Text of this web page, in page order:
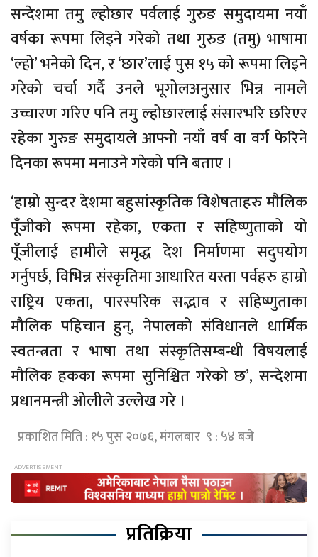
सन्देशमा तमु ल्होछार पर्वलाई गुरुङ समुदायमा नयाँ
वर्षका रूपमा लिइने गरेको तथा गुरुङ (तमु) भाषामा
‘ल्हो’ भनेको दिन, र ‘छार’लाई पुस १५ को रूपमा लिइने
गरेको चर्चा गर्दै उनले भूगोलअनुसार भिन्न नामले
उच्चारण गरिए पनि तमु ल्होछारलाई संसारभरि छरिएर
रहेका गुरुङ समुदायले आफ्नो नयाँ वर्ष वा वर्ग फेरिने
दिनका रूपमा मनाउने गरेको पनि बताए ।
‘हाम्रो सुन्दर देशमा बहुसांस्कृतिक विशेषताहरु मौलिक
पूँजीको रूपमा रहेका, एकता र सहिष्णुताको यो
पूँजीलाई हामीले समृद्ध देश निर्माणमा सदुपयोग
गर्नुपर्छ, विभिन्न संस्कृतिमा आधारित यस्ता पर्वहरु हाम्रो
राष्ट्रिय एकता, पारस्परिक सद्भाव र सहिष्णुताका
मौलिक पहिचान हुन्, नेपालको संविधानले धार्मिक
स्वतन्त्रता र भाषा तथा संस्कृतिसम्बन्धी विषयलाई
मौलिक हकका रूपमा सुनिश्चित गरेको छ’, सन्देशमा
प्रधानमन्त्री ओलीले उल्लेख गरे ।
प्रकाशित मिति : १५ पुस २०७६, मंगलबार ९ : ५४ बजे
प्रतिक्रिया